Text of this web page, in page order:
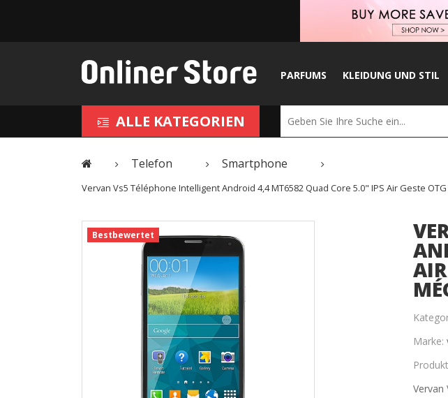
PARFUMS KLEIDUNG UND STIL
ALLE KATEGORIEN
Telefon Smartphone
Vervan Vs5 Téléphone Intelligent Android 4,4 MT6582 Quad Core 5.0" IPS Air Geste
Bestbewertet
Marke:
Vervan